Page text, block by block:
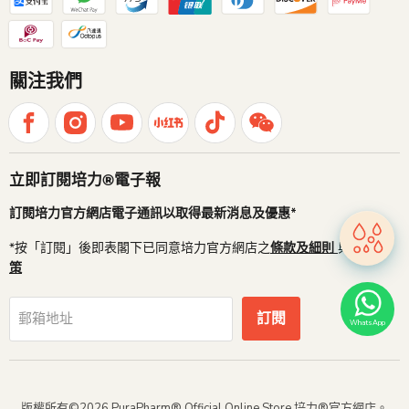
關注我們
立即訂閱培力®電子報
訂閱培力官方網店電子通訊以取得最新消息及優惠*
*按「訂閱」後即表閣下已同意培力官方網店之條款及細則 與 私隱政
策
郵箱地址 訂閱 WhatsApp